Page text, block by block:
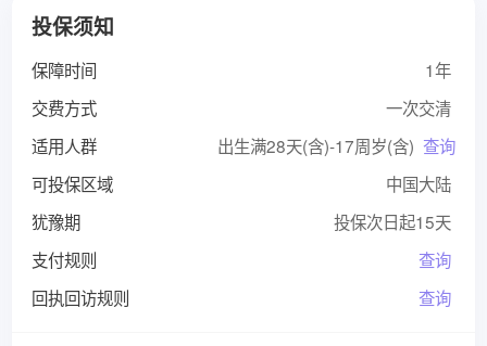
投保须知
保障时间
1年
交费方式
一次交清
适用人群
出生满28天(含)-17周岁(含) 查询
可投保区域
中国大陆
犹豫期
投保次日起15天
支付规则
查询
回执回访规则
查询